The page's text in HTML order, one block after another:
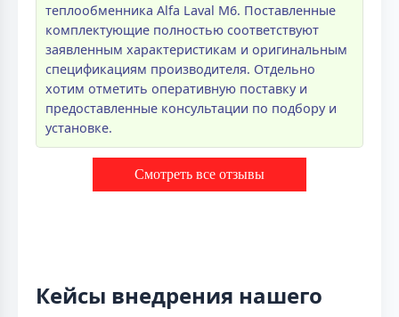
теплообменника Alfa Laval M6. Поставленные
комплектующие полностью соответствуют
заявленным характеристикам и оригинальным
спецификациям производителя. Отдельно
хотим отметить оперативную поставку и
предоставленные консультации по подбору и
установке.
Смотреть все отзывы
Кейсы внедрения нашего